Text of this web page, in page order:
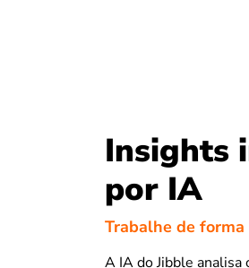
Insights
por IA
Trabalhe de
A IA do Jibble analisa